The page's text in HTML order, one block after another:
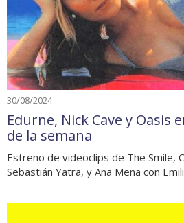
30/08/2024
Edurne, Nick Cave y Oasis
de la semana
Estreno de videoclips de The Smile,
Sebastián Yatra, y Ana Mena con